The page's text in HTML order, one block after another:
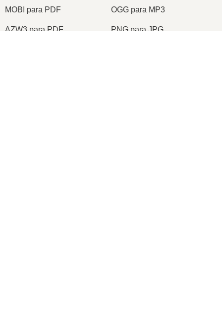
MOBI para PDF OGG para MP3
AZW3 para PDF PNG para JPG